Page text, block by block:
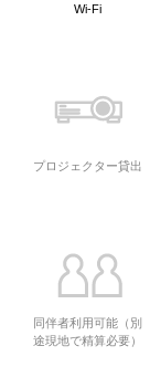
Wi-Fi
プロジェクター貸出
同伴者利用可能（別
途現地で精算必要）